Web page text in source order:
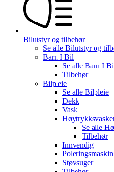
Bilutstyr og tilbehør
Se alle Bilutstyr og
Barn I Bil
Se alle Barn I
Tilbehør
Bilpleie
Se alle Bilpleie
Dekk
Vask
Se alle
Tilbehør
Innvendig
Poleringsmaskin
Støvsuger